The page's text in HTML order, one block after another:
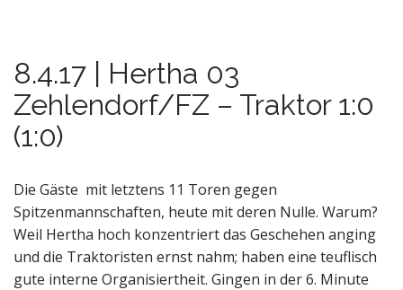
8.4.17 | Hertha 03
Zehlendorf/FZ – Traktor 1:0
(1:0)
Die Gäste mit letztens 11 Toren gegen
Spitzenmannschaften, heute mit deren Nulle. Warum?
Weil Hertha hoch konzentriert das Geschehen anging
und die Traktoristen ernst nahm; haben eine teuflisch
gute interne Organisiertheit. Gingen in der 6. Minute